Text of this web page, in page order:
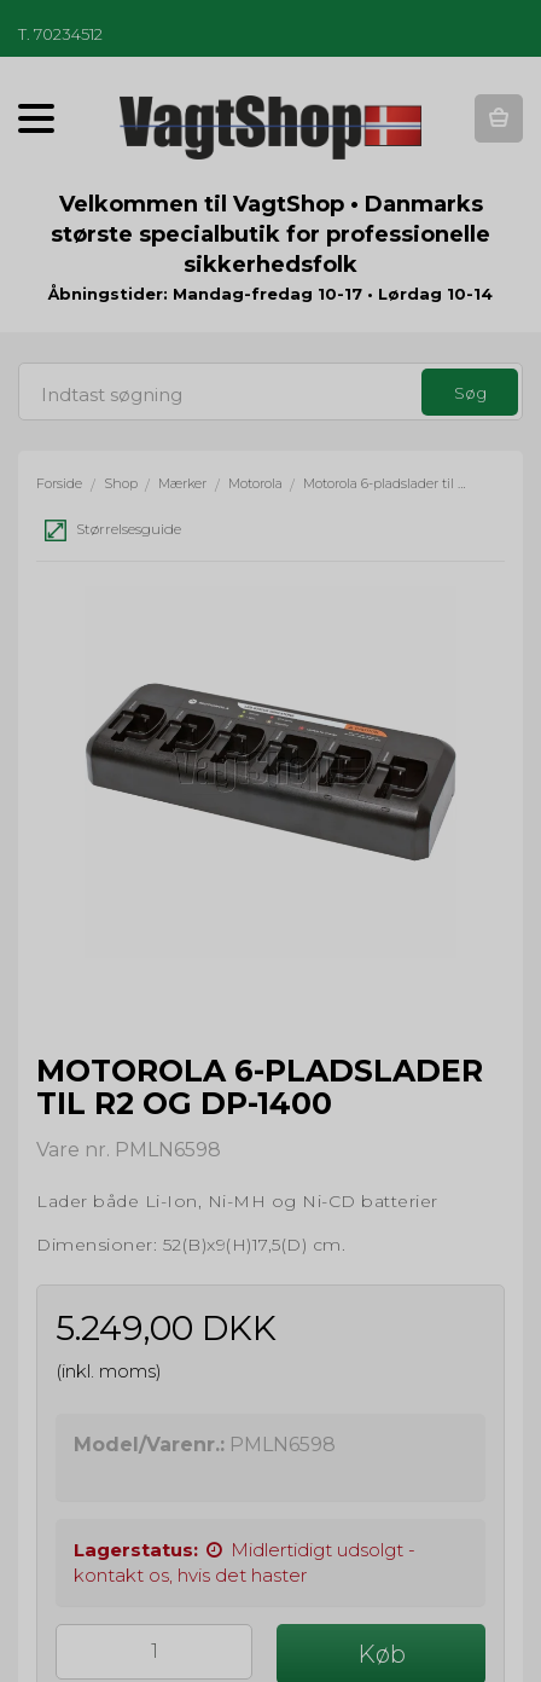
T 70234512
T
o
g
a
t
n
Velkommen til VagtShop • Danmarks
største specialbutik for professionelle
sikkerhedsfolk
Åbningstider: Mandag-fredag 10-17 • Lørdag 10-14
Forside / Shop / Mærker / Motorola / Motorola 6-pladslader til R2 og DP-1400
Størrelsesguide
MOTOROLA 6-PLADSLADER
TIL R2 OG DP-1400
Vare nr. PMLN6598
Lader både Li-Ion, Ni-MH og Ni-CD batterier
Dimensioner: 52(B)x9(H)17,5(D) cm.
5.249,00 DKK
(inkl. moms)
Model/Varenr.: PMLN6598
Lagerstatus:
Midlertidigt udsolgt -
kontakt os, hvis det haster
Køb